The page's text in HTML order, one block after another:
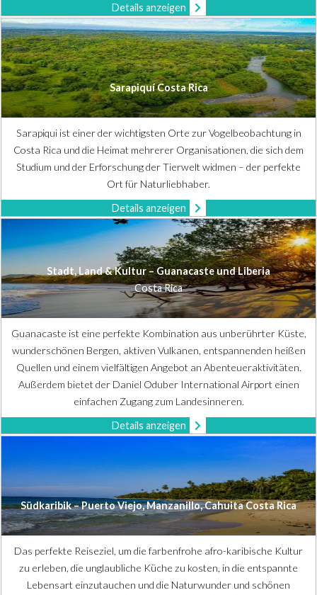
Details anzeigen
Sarapiquí Costa Rica
Sarapiqui ist einer der wichtigsten Orte zur Vogelbeobachtung in
Costa Rica und die Heimat mehrerer Organisationen, die sich dem
Studium und der Erforschung der Tierwelt widmen – der perfekte
Ort für Naturliebhaber.
Details anzeigen
Stadt, Land & Kultur – Guanacaste und Liberia
Costa Rica
Guanacaste ist eine perfekte Kombination aus unberührter Küste,
wunderschönen Bergen, aktiven Vulkanen, entspannenden heißen
Quellen und einem vielfältigen Angebot an Abenteueraktivitäten.
Außerdem bietet der Daniel Oduber International Airport einen
einfachen Zugang zum Landesinneren.
Details anzeigen
Südkaribik – Puerto Viejo, Manzanillo, Cahuita Costa Rica
Das perfekte Reiseziel, um die farbenfrohe afro-karibische Kultur
zu erleben, die unglaubliche Küche zu kosten, in die entspannte
Lebensart einzutauchen und die Naturwunder und schönen